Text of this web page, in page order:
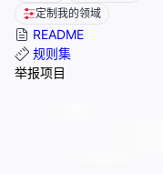
定制我的领域
README
规则集
举报项目